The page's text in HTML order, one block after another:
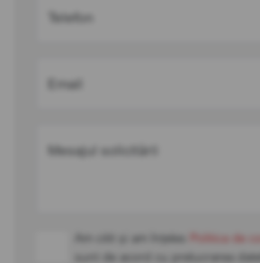
Telefon
Email
Mesajul solicitării
Am citit și am înțeles Politica de
sunt de acord cu prelucrarea